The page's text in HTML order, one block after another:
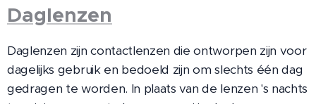
Daglenzen
Daglenzen zijn contactlenzen die ontworpen zijn voor
dagelijks gebruik en bedoeld zijn om slechts één dag
gedragen te worden. In plaats van de lenzen 's nachts